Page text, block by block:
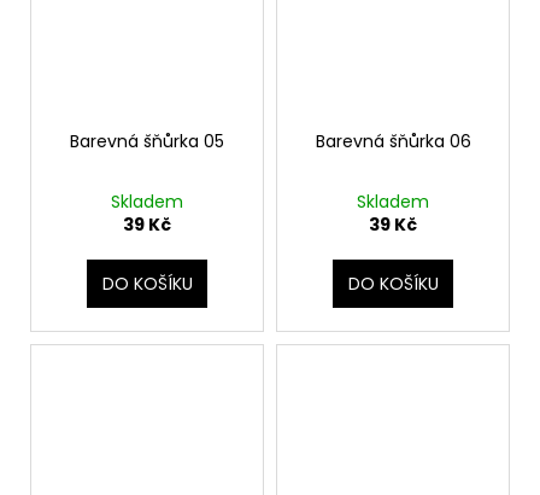
Barevná šňůrka 05
Skladem
39 Kč
DO KOŠÍKU
Barevná šňůrka 06
Skladem
39 Kč
DO KOŠÍKU